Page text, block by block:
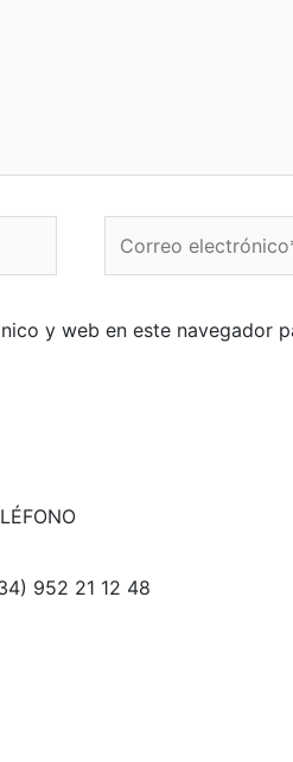
electrónico*
y web en este navegador
952 21 12 48